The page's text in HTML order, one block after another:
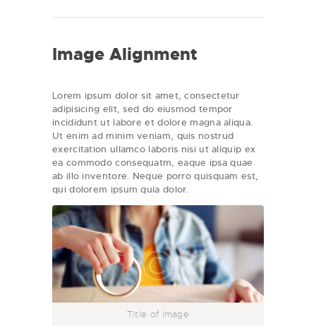
Image Alignment
Lorem ipsum dolor sit amet, consectetur
adipisicing elit, sed do eiusmod tempor
incididunt ut labore et dolore magna aliqua.
Ut enim ad minim veniam, quis nostrud
exercitation ullamco laboris nisi ut aliquip ex
ea commodo consequatm, eaque ipsa quae
ab illo inventore. Neque porro quisquam est,
qui dolorem ipsum quia dolor.
Title of Image